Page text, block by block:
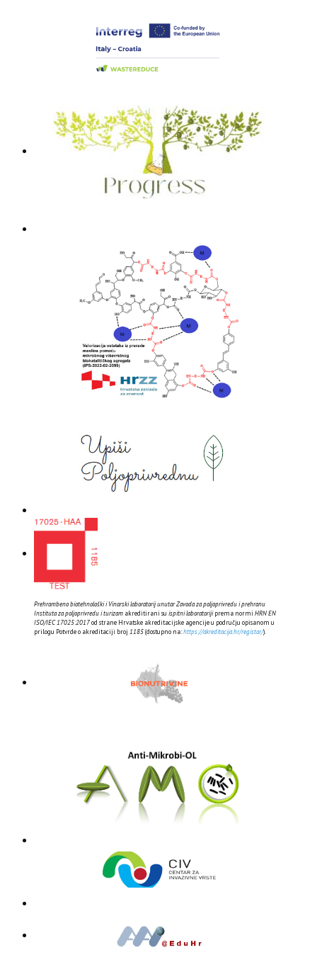
Prehrambeno biotehnološki i Vinarski laboratorij unutar Zavoda za poljoprivredu i prehranu
Instituta za poljoprivredu i turizam akreditirani su ispitni laboratorijiprema normi HRN EN
ISO/IEC 17025:2017od strane Hrvatske akreditacijske agencije u području opisanom u
prilogu Potvrde o akreditaciji broj 1185(dostupno na:https://akreditacija.hr/registar/).